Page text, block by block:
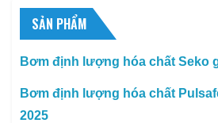
SẢN PHẨM
Bơm định lượng hóa chất Seko
Bơm định lượng hóa chất
2025